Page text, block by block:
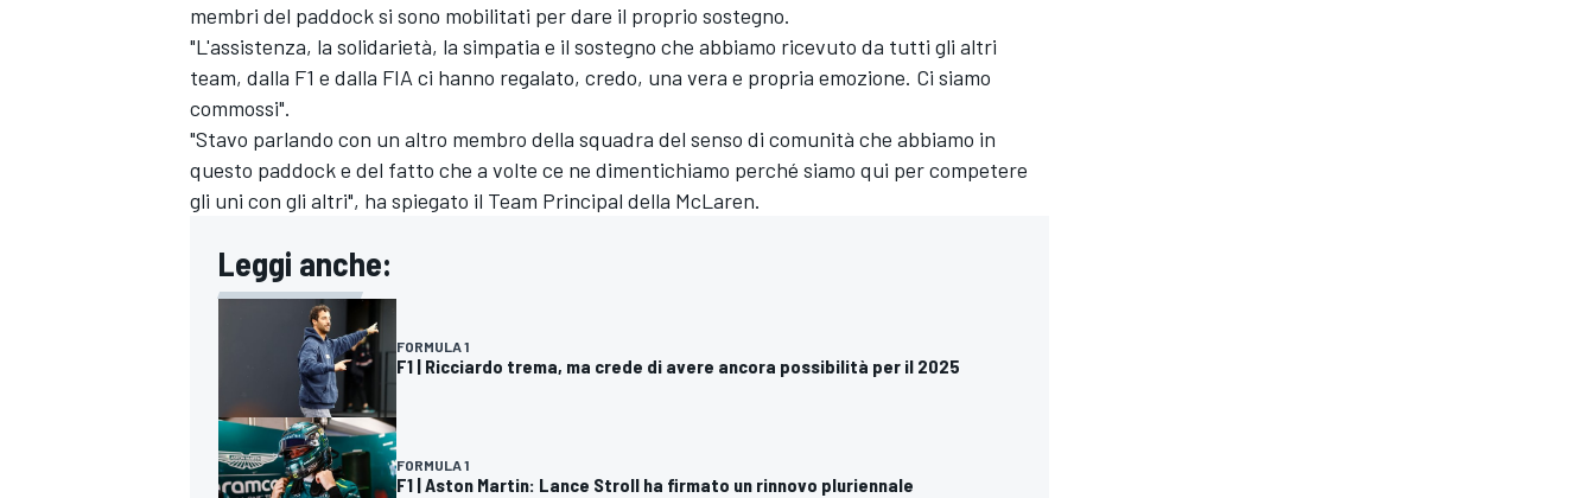
MONOMARCA
membri del paddock si sono mobilitati per dare il proprio sostegno.
"L'assistenza, la solidarietà, la simpatia e il sostegno che abbiamo ricevuto da tutti gli altri
team, dalla F1 e dalla FIA ci hanno regalato, credo, una vera e propria emozione. Ci siamo
commossi".
"Stavo parlando con un altro membro della squadra del senso di comunità che abbiamo in
questo paddock e del fatto che a volte ce ne dimentichiamo perché siamo qui per competere
gli uni con gli altri", ha spiegato il Team Principal della McLaren.
Leggi anche:
FORMULA 1
F1 | Ricciardo trema, ma crede di avere ancora possibilità per il 2025
FORMULA 1
F1 | Aston Martin: Lance Stroll ha firmato un rinnovo pluriennale